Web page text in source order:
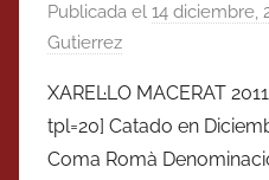
Publicada el 14 diciembre,
Gutierrez
XAREL·LO MACERAT
tpl=20] Catado en
Coma Romà